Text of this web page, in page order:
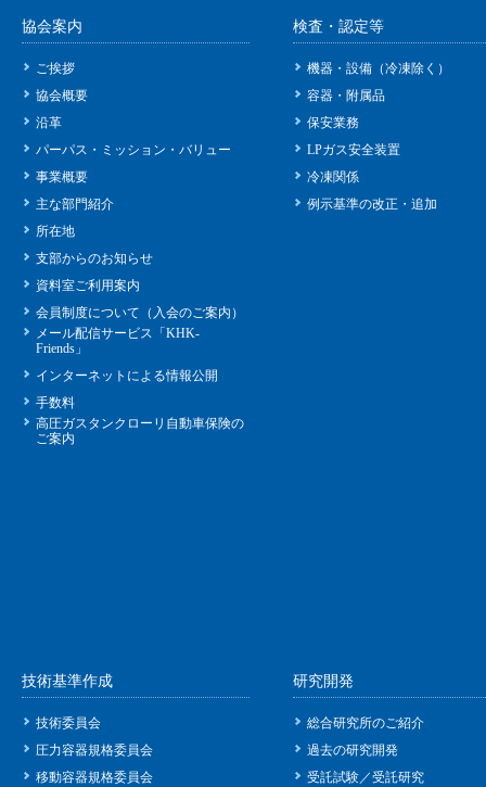
協会案内
ご挨拶
協会概要
沿革
パーパス・ミッション・バリュー
事業概要
主な部門紹介
所在地
支部からのお知らせ
資料室ご利用案内
会員制度について（入会のご案内）
メール配信サービス「KHK-
Friends」
インターネットによる情報公開
手数料
高圧ガスタンクローリ自動車保険の
ご案内
検査・認定等
機器・設備（冷凍除く）
容器・附属品
保安業務
LPガス安全装置
冷凍関係
例示基準の改正・追加
技術基準作成
技術委員会
圧力容器規格委員会
移動容器規格委員会
研究開発
総合研究所のご紹介
過去の研究開発
受託試験／受託研究